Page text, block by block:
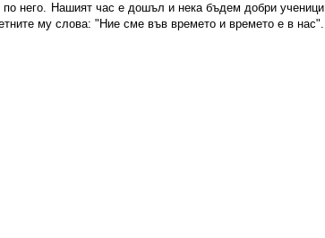
по него. Нашият час е дошъл и нека бъдем добри ученици
му слова: "Ние сме във времето и времето е в нас".